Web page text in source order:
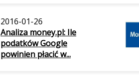
2016-01-26
Analiza money.pl: Ile
podatków Google
powinien płacić w...